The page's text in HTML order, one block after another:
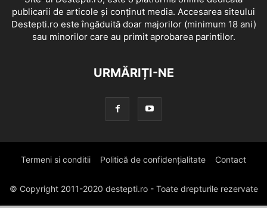
publicarii de articole și conținut media. Accesarea siteului
Destepti.ro este îngăduită doar majorilor (minimum 18 ani)
sau minorilor care au primit aprobarea parintilor.
URMĂRIȚI-NE
Termeni si conditii Politică de confidențialitate Contact
© Copyright 2011-2020 destepti.ro - Toate drepturile rezervate